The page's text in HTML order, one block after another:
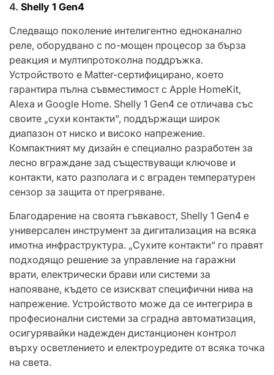
4. Shelly 1 Gen4
Следващо поколение интелигентно едноканално
реле, оборудвано с по-мощен процесор за бърза
реакция и мултипротоколна поддръжка.
Устройството е Matter-сертифицирано, което
гарантира пълна съвместимост с Apple HomeKit,
Alexa и Google Home. Shelly 1 Gen4 се отличава със
своите „сухи контакти“, поддържащи широк
диапазон от ниско и високо напрежение.
Компактният му дизайн е специално разработен за
лесно вграждане зад съществуващи ключове и
контакти, като разполага и с вграден температурен
сензор за защита от прегряване.
Благодарение на своята гъвкавост, Shelly 1 Gen4 е
универсален инструмент за дигитализация на всяка
имотна инфраструктура. „Сухите контакти“ го правят
подходящо решение за управление на гаражни
врати, електрически брави или системи за
напояване, където се изискват специфични нива на
напрежение. Устройството може да се интегрира в
професионални системи за сградна автоматизация,
осигурявайки надежден дистанционен контрол
върху осветлението и електроуредите от всяка точка
на света.